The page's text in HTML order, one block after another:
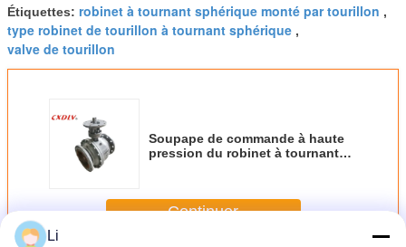
Étiquettes: robinet à tournant sphérique monté par tourillon ,
type robinet de tourillon à tournant sphérique ,
valve de tourillon
Soupape de commande à haute
pression du robinet à tournant
Continuer
Li